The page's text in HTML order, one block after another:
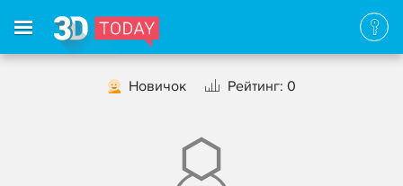
Новичок Рейтинг: 0